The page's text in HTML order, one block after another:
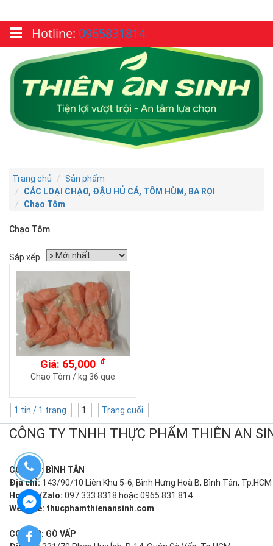
Trang chủ
Sản phẩm
CÁC LOẠI CHẠO, ĐẬU HỦ CÁ, TÔM HÙM, BA RỌI
Chạo Tôm
Chạo Tôm
Sắp xếp
Giá: 65,000 đ
Chạo Tôm / kg 36 que
1 tin / 1 trang 1 Trang cuối
CÔNG TY TNHH THỰC PHẨM THIÊN AN
CƠ SỞ 1: BÌNH TÂN
Địa chỉ: 143/90/10 Liên Khu 5-6, Bình Hưng Hoà B, Bình Tân, Tp.HCM
Hotline/Zalo: 097.333.8318 hoặc 0965.831.814
Website: thucphamthienansinh.com
CƠ SỞ 2: GÒ VẤP
Hotline: 0965831814